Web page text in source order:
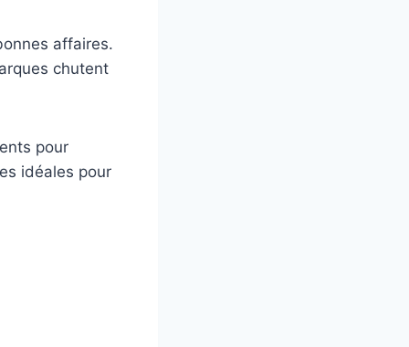
affaires.
chutent
pour
idéales pour